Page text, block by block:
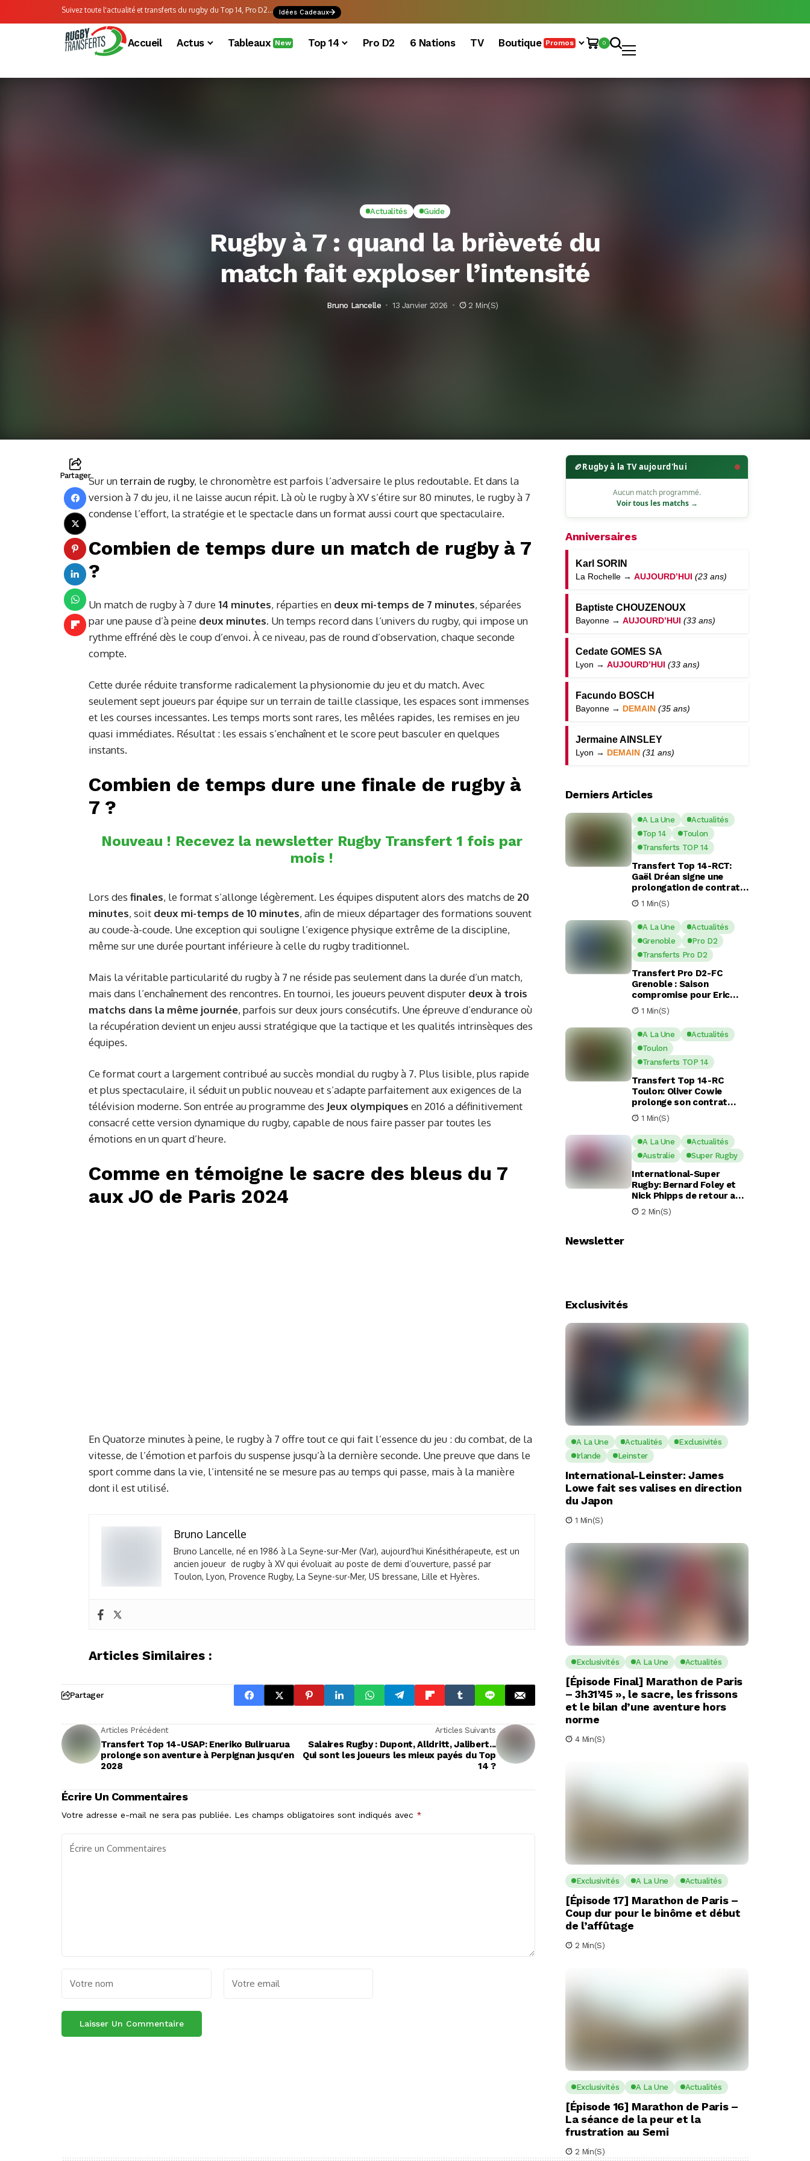
Suivez toute l'actualité et transferts du rugby du Top 14, Pro D2... Idées Cadeaux
Accueil Actus Tableaux New Top 14 Pro D2 6 Nations TV Boutique Promos 0
Actualités Guide
Rugby à 7 : quand la brièveté du
match fait exploser l’intensité
Bruno Lancelle 13 Janvier 2026 2 Min(s)
PartagerSur unterrain de rugby, le chronomètre est parfois l’adversaire le plus redoutable. Et dans la
version à 7 du jeu, il ne laisse aucun répit. Là où le rugby à XV s’étire sur 80 minutes, le rugby à 7
condense l’effort, la stratégie et le spectacle dans un format aussi court que spectaculaire.
Combien de temps dure un match de rugby à 7
?
Un match de rugby à 7 dure 14 minutes, réparties en deux mi-temps de 7 minutes, séparées
par une pause d’à peine deux minutes. Un temps record dans l’univers du rugby, qui impose un
rythme effréné dès le coup d’envoi. À ce niveau, pas de round d’observation, chaque seconde
compte.
Cette durée réduite transforme radicalement la physionomie du jeu et du match. Avec
seulement sept joueurs par équipe sur un terrain de taille classique, les espaces sont immenses
et les courses incessantes. Les temps morts sont rares, les mêlées rapides, les remises en jeu
quasi immédiates. Résultat : les essais s’enchaînent et le score peut basculer en quelques
instants.
Combien de temps dure une finale de rugby à
7 ?
Nouveau ! Recevez la newsletter Rugby Transfert 1 fois par
mois !
Lors des finales, le format s’allonge légèrement. Les équipes disputent alors des matchs de 20
minutes, soit deux mi-temps de 10 minutes, afin de mieux départager des formations souvent
au coude-à-coude. Une exception qui souligne l’exigence physique extrême de la discipline,
même sur une durée pourtant inférieure à celle du rugby traditionnel.
Mais la véritable particularité du rugby à 7 ne réside pas seulement dans la durée d’un match,
mais dans l’enchaînement des rencontres. En tournoi, les joueurs peuvent disputer deux à trois
matchs dans la même journée, parfois sur deux jours consécutifs. Une épreuve d’endurance où
la récupération devient un enjeu aussi stratégique que la tactique et les qualités intrinsèques des
équipes.
Ce format court a largement contribué au succès mondial du rugby à 7. Plus lisible, plus rapide
et plus spectaculaire, il séduit un public nouveau et s’adapte parfaitement aux exigences de la
télévision moderne. Son entrée au programme des Jeux olympiques en 2016 a définitivement
consacré cette version dynamique du rugby, capable de nous faire passer par toutes les
émotions en un quart d’heure.
Comme en témoigne le sacre des bleus du 7
aux JO de Paris 2024
En Quatorze minutes à peine, le rugby à 7 offre tout ce qui fait l’essence du jeu : du combat, de la
vitesse, de l’émotion et parfois du suspense jusqu’à la dernière seconde. Une preuve que dans le
sport comme dans la vie, l’intensité ne se mesure pas au temps qui passe, mais à la manière
dont il est utilisé.
Bruno Lancelle
Bruno Lancelle, né en 1986 à La Seyne-sur-Mer (Var), aujourd’hui Kinésithérapeute, est un
ancien joueur de rugby à XV qui évoluait au poste de demi d’ouverture, passé par
Toulon, Lyon, Provence Rugby, La Seyne-sur-Mer, US bressane, Lille et Hyères.
Articles Similaires :
Partager
Articles Précédent
Transfert Top 14-USAP: Eneriko Buliruarua
prolonge son aventure à Perpignan jusqu'en
2028
Articles Suivants
Salaires Rugby : Dupont, Alldritt, Jalibert...
Qui sont les joueurs les mieux payés du Top
14 ?
Écrire Un Commentaires
Votre adresse e-mail ne sera pas publiée. Les champs obligatoires sont indiqués avec *
🏉Rugby à la TV aujourd'hui
Aucun match programmé.
Voir tous les matchs →
Anniversaires
Karl SORIN
La Rochelle → AUJOURD’HUI (23 ans)
Baptiste CHOUZENOUX
Bayonne → AUJOURD’HUI (33 ans)
Cedate GOMES SA
Lyon → AUJOURD’HUI (33 ans)
Facundo BOSCH
Bayonne → DEMAIN (35 ans)
Jermaine AINSLEY
Lyon → DEMAIN (31 ans)
Derniers Articles
A La Une
Actualités
Top 14
Toulon
Transferts TOP 14
Transfert Top 14-RCT:
Gaël Dréan signe une
prolongation de contrat
avec Toulon jusqu’en 2029
1 Min(s)
A La Une
Actualités
Grenoble
Pro D2
Transferts Pro D2
Transfert Pro D2-FC
Grenoble : Saison
compromise pour Eric
Escande apres une
commotion cérébrale
1 Min(s)
A La Une
Actualités
Toulon
Transferts TOP 14
Transfert Top 14-RC
Toulon: Oliver Cowie
prolonge son contrat
avec le RCT jusqu’en 2029
1 Min(s)
A La Une
Actualités
Australie
Super Rugby
International-Super
Rugby: Bernard Foley et
Nick Phipps de retour aux
Waratahs
2 Min(s)
Newsletter
Exclusivités
A La Une Actualités
Exclusivités
Irlande
Leinster
International-Leinster: James
Lowe fait ses valises en direction
du Japon
1 Min(s)
Exclusivités A La Une Actualités
[Épisode Final] Marathon de Paris
– 3h31’45 », le sacre, les frissons
et le bilan d’une aventure hors
norme
4 Min(s)
Exclusivités A La Une Actualités
[Épisode 17] Marathon de Paris –
Coup dur pour le binôme et début
de l’affûtage
2 Min(s)
Exclusivités A La Une Actualités
[Épisode 16] Marathon de Paris –
La séance de la peur et la
frustration au Semi
2 Min(s)